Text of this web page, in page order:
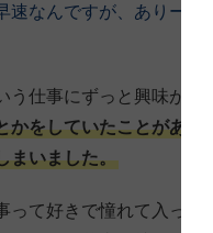
速なんですが、ありー
う仕事にずっと興味が
かをしていたことがあっ
まいました。
って好きで憧れて入っ